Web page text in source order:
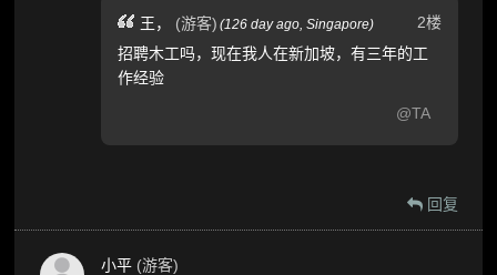
2楼
王， (游客) (126 day ago,Singapore)
招聘木工吗，现在我人在新加坡，有三年的工
作经验
@TA
回复
小平 (游客)